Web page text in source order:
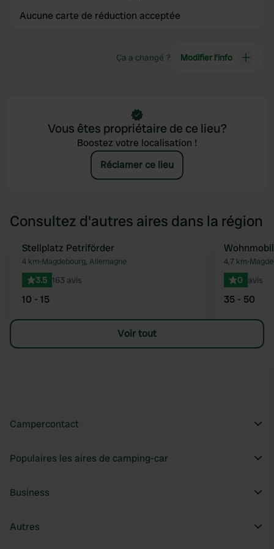
Aucune carte de réduction acceptée
Ça a changé ? Modifier l’info
Vous êtes propriétaire de ce lieu?
Boostez votre localisation !
Réclamer ce lieu
Consultez d'autres aires dans la région
Préféré
Stellplatz Petriförder
4 km•Magdebourg, Allemagne
3.5 163 avis
10 - 15
4,7 km•
0 avis
35 - 50
Voir tout
Campercontact
Populaires les aires de camping-car
Business
Autres